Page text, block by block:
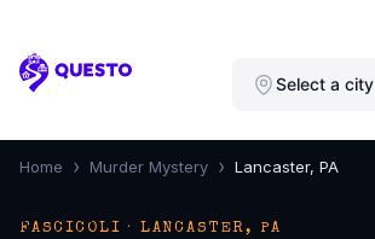
Questo Select a city
Home › Murder Mystery › Lancaster, PA
FASCICOLI · LANCASTER, PA